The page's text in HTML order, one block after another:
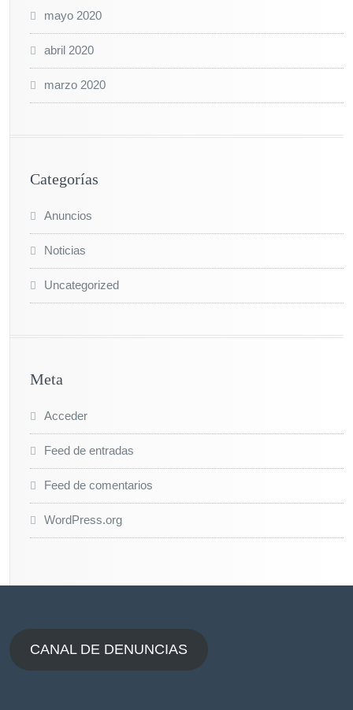
mayo 2020
abril 2020
marzo 2020
Categorías
Anuncios
Noticias
Uncategorized
Meta
Acceder
Feed de entradas
Feed de comentarios
WordPress.org
CANAL DE DENUNCIAS